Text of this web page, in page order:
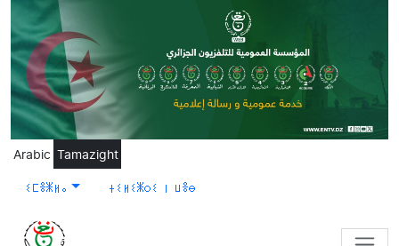
Skip to main content
Arabic Tamazight
ⵉⵎⴻⵥⵍⴰ ⵜⵉⵍⵉⵥⵔⵉ ⵏ ⵡⴻⴱ